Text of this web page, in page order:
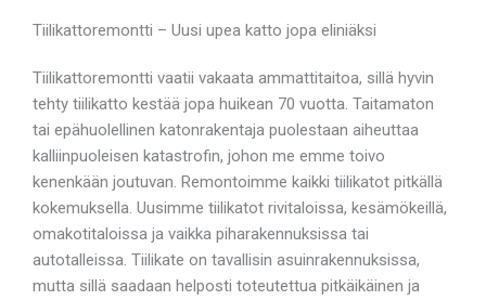
Tiilikattoremontti – Uusi upea katto jopa eliniäksi
Tiilikattoremontti vaatii vakaata ammattitaitoa, sillä hyvin
tehty tiilikatto kestää jopa huikean 70 vuotta. Taitamaton
tai epähuolellinen katonrakentaja puolestaan aiheuttaa
kalliinpuoleisen katastrofin, johon me emme toivo
kenenkään joutuvan. Remontoimme kaikki tiilikatot pitkällä
kokemuksella. Uusimme tiilikatot rivitaloissa, kesämökeillä,
omakotitaloissa ja vaikka piharakennuksissa tai
autotalleissa. Tiilikate on tavallisin asuinrakennuksissa,
mutta sillä saadaan helposti toteutettua pitkäikäinen ja